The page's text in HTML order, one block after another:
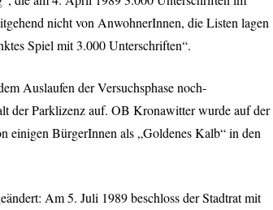
nicht von AnwohnerInnen, die Listen lagen
Spiel mit 3.000 Unterschriften“.
Auslaufen der Versuchsphase noch-
der Parklizenz auf. OB Kronawitter wurde auf der
einigen BürgerInnen als „Goldenes Kalb“ in den
Am 5. Juli 1989 beschloss der Stadtrat mit